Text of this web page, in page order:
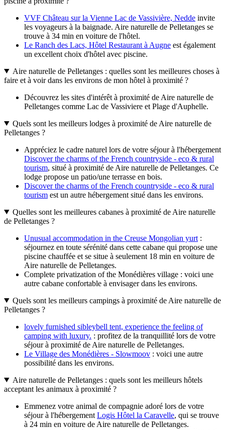
VVF Château sur la Vienne Lac de Vassivière, Nedde invite
les voyageurs à la baignade. Aire naturelle de Pelletanges se
trouve à 34 min en voiture de l'hôtel.
Le Ranch des Lacs, Hôtel Restaurant à Augne est également
un excellent choix d'hôtel avec piscine.
Aire naturelle de Pelletanges : quelles sont les meilleures choses à
faire et à voir dans les environs de mon hôtel à proximité ?
Découvrez les sites d'intérêt à proximité de Aire naturelle de
Pelletanges comme Lac de Vassiviere et Plage d'Auphelle.
Quels sont les meilleurs lodges à proximité de Aire naturelle de
Pelletanges ?
Appréciez le cadre naturel lors de votre séjour à l'hébergement
Discover the charms of the French countryside - eco & rural
tourism, situé à proximité de Aire naturelle de Pelletanges. Ce
lodge propose un patio/une terrasse en bois.
Discover the charms of the French countryside - eco & rural
tourism est un autre hébergement situé dans les environs.
Quelles sont les meilleures cabanes à proximité de Aire naturelle
de Pelletanges ?
Unusual accommodation in the Creuse Mongolian yurt :
séjournez en toute sérénité dans cette cabane qui propose une
piscine chauffée et se situe à seulement 18 min en voiture de
Aire naturelle de Pelletanges.
Complete privatization of the Monédières village : voici une
autre cabane confortable à envisager dans les environs.
Quels sont les meilleurs campings à proximité de Aire naturelle de
Pelletanges ?
lovely furnished sibleybell tent, experience the feeling of
camping with luxury. : profitez de la tranquillité lors de votre
séjour à proximité de Aire naturelle de Pelletanges.
Le Village des Monédières - Slowmoov : voici une autre
possibilité dans les environs.
Aire naturelle de Pelletanges : quels sont les meilleurs hôtels
acceptant les animaux à proximité ?
Emmenez votre animal de compagnie adoré lors de votre
séjour à l'hébergement Logis Hôtel la Caravelle, qui se trouve
à 24 min en voiture de Aire naturelle de Pelletanges.